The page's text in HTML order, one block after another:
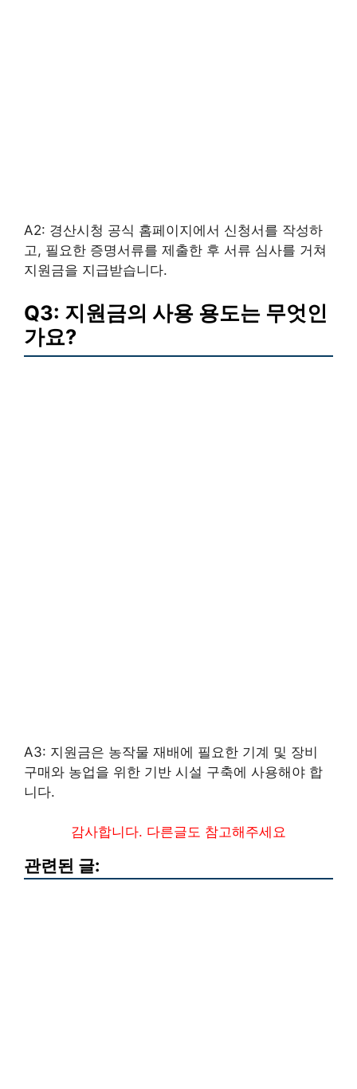
A2: 경산시청 공식 홈페이지에서 신청서를 작성하
고, 필요한 증명서류를 제출한 후 서류 심사를 거쳐
지원금을 지급받습니다.
Q3: 지원금의 사용 용도는 무엇인
가요?
A3: 지원금은 농작물 재배에 필요한 기계 및 장비
구매와 농업을 위한 기반 시설 구축에 사용해야 합
니다.
감사합니다. 다른글도 참고해주세요
관련된 글: